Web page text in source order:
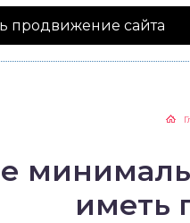
продвижение сайта
иметь